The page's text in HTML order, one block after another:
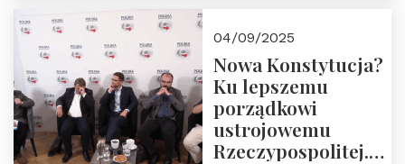
04/09/2025
Nowa Konstytucja?
Ku lepszemu
porządkowi
ustrojowemu
Rzeczypospolitej.